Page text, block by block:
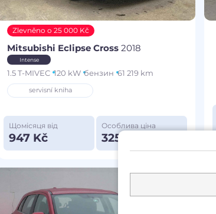
Zlevněno o 25 000 Kč
Mitsubishi Eclipse Cross2018
Intense
1.5 T-MIVEC 120 kW бензин 61 219 km
servisní kniha
Щомісяця від
947 Kč
Особлива ціна
325 000 Kč